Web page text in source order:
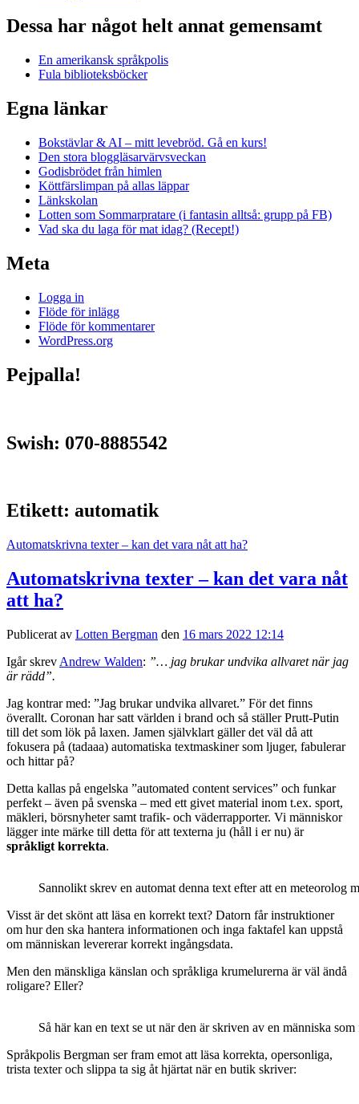
Dessa har något helt annat gemensamt
En amerikansk språkpolis
Fula biblioteksböcker
Egna länkar
Bokstävlar & AI – mitt levebröd. Gå en kurs!
Den stora bloggläsarvärvsveckan
Godisbrödet från himlen
Köttfärslimpan på allas läppar
Länkskolan
Lotten som Sommarpratare (i fantasin alltså: grupp på FB)
Vad ska du laga för mat idag? (Recept!)
Meta
Logga in
Flöde för inlägg
Flöde för kommentarer
WordPress.org
Pejpalla!
Swish: 070-8885542
Etikett: automatik
Automatskrivna texter – kan det vara nåt att ha?
Automatskrivna texter – kan det vara nåt
att ha?
Publicerat av Lotten Bergman den 16 mars 2022 12:14
Igår skrev Andrew Walden: ”… jag brukar undvika allvaret när jag
är rädd”.
Jag kontrar med: ”Jag brukar undvika allvaret.” För det finns
överallt. Coronan har satt världen i brand och så ställer Prutt-Putin
till det som lök på laxen. Jamen självklart gäller det väl då att
fokusera på (tadaaa) automatiska textmaskiner som ljuger, fabulerar
och hittar på?
Detta kallas på engelska ”automated content services” och funkar
perfekt – även på svenska – med ett givet material inom t.ex. sport,
mäkleri, börsnyheter samt trafik- och väderrapporter. Vi människor
lägger inte märke till detta för att texterna ju (håll i er nu) är
språkligt korrekta.
Sannolikt skrev en automat denna text efter att en meteorolog
Visst är det skönt att läsa en korrekt text? Datorn får instruktioner
om hur den ska hantera informationen och inga faktafel kan uppstå
om människan levererar korrekt ingångsdata.
Men den mänskliga känslan och språkliga krumelurerna är väl ändå
roligare? Eller?
Så här kan en text se ut när den är skriven av en människa
Språkpolis Bergman ser fram emot att läsa korrekta, opersonliga,
trista texter och slippa ta sig åt hjärtat när en butik skriver: